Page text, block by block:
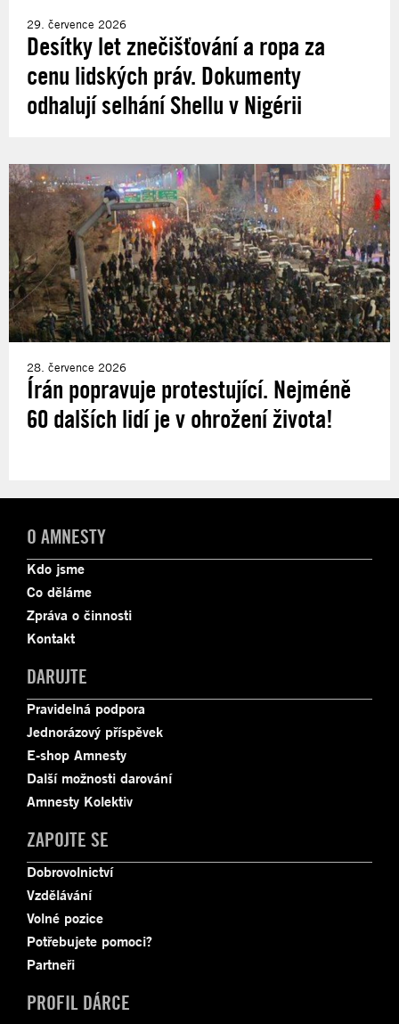
29. července 2026
Desítky let znečišťování a ropa za
cenu lidských práv. Dokumenty
odhalují selhání Shellu v Nigérii
28. července 2026
Írán popravuje protestující. Nejméně
60 dalších lidí je v ohrožení života!
O AMNESTY
Kdo jsme
Co děláme
Zpráva o činnosti
Kontakt
DARUJTE
Pravidelná podpora
Jednorázový příspěvek
E-shop Amnesty
Další možnosti darování
Amnesty Kolektiv
ZAPOJTE SE
Dobrovolnictví
Vzdělávání
Volné pozice
Potřebujete pomoci?
Partneři
PROFIL DÁRCE